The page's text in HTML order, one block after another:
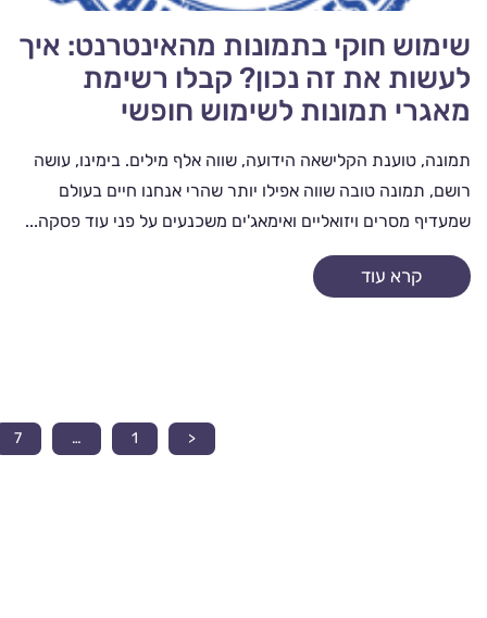
שימוש חוקי בתמונות מהאינטרנט: איך
לעשות את זה נכון? קבלו רשימת
מאגרי תמונות לשימוש חופשי
תמונה, טוענת הקלישאה הידועה, שווה אלף מילים. בימינו, עושה
רושם, תמונה טובה שווה אפילו יותר שהרי אנחנו חיים בעולם
שמעדיף מסרים ויזואליים ואימאג'ים משכנעים על פני עוד פסקה...
קרא עוד
<
1
…
7